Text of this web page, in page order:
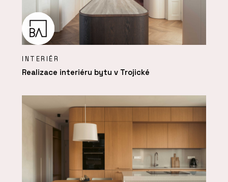
INTERIÉR
Realizace interiéru bytu v Trojické